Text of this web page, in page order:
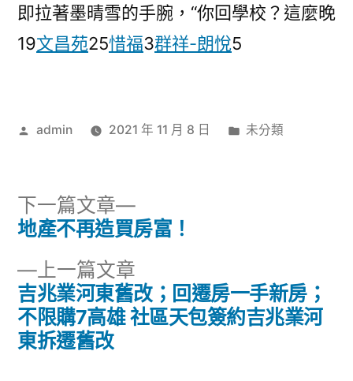
即拉著墨晴雪的手腕，“你回學校？這麼晚
19文昌苑25惜福3群祥-朗悅5
作
admin 2021 年 11 月 8 日
分
未分類
文
章
導
覽
上一篇文章
一
篇
吉兆業河東舊改；回遷房一手新房；
不限購7高雄 社區天包簽約吉兆業河
東拆遷舊改
下一篇文章
下
一
章:
地產不再造買房富！